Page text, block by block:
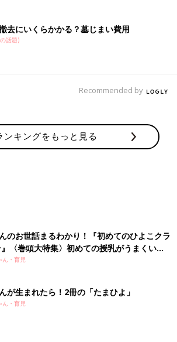
去にいくらかかる？墓じまい費用
話題)
Recommended by
ンキングをもっと見る
のお世話まるわかり！『初めてのひよこクラ
〈巻頭大特集〉初めての授乳がうまくい
ぱい・ミルクの基本と夏のトラブル 解決テ
ん・育児
が生まれたら！2冊の「たまひよ」
ん・育児